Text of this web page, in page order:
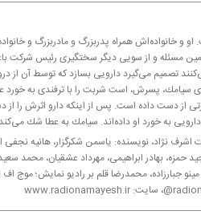
و خانواده‌اش همراه پدربزرگ و مادربزرگ و
مسئله و از سویی دیگر سختگیری رئیس شركت
تصمیم می‌گیرد دارویی بسازد كه توسط آن
سیامك، پسرش، است شربت را با ترفندی به
از دست داده است. پس از اینكه دارو
به خورد او داده‌اند. سیامك به عطا شك می‌كند
اشرف نژاد، نویسنده: یاسمن شكرگزار، هانیه
حمزه، بهادر ابراهیمی، مهرداد عشقیان،